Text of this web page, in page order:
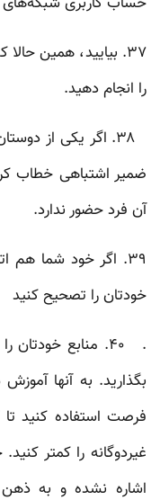
۳۷. بیایید، همین
را انجام دهید.
۳۸. اگر یکی از
ضمیر اشتباهی خطاب
آن فرد حضور ندارد.
۳۹. اگر خود شما هم
خودتان را تصحیح کنید
. ۴۰. منابع
بگذارید. به آنها
فرصت استفاده کنید
غیردوگانه را کمتر
اشاره نشده و به